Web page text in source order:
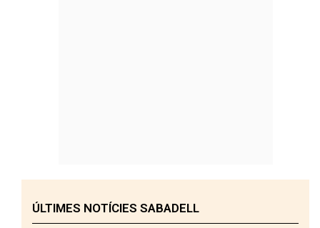
ÚLTIMES NOTÍCIES SABADELL